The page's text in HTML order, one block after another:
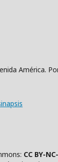
América.
ons: CC BY-